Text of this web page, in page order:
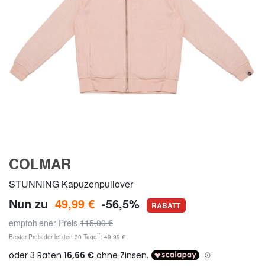
COLMAR
STUNNING Kapuzenpullover
Nun zu 49,99 € -56,5% RABATT
empfohlener Preis 115,00 €
Bester Preis der letzten 30 Tage**: 49,99 €